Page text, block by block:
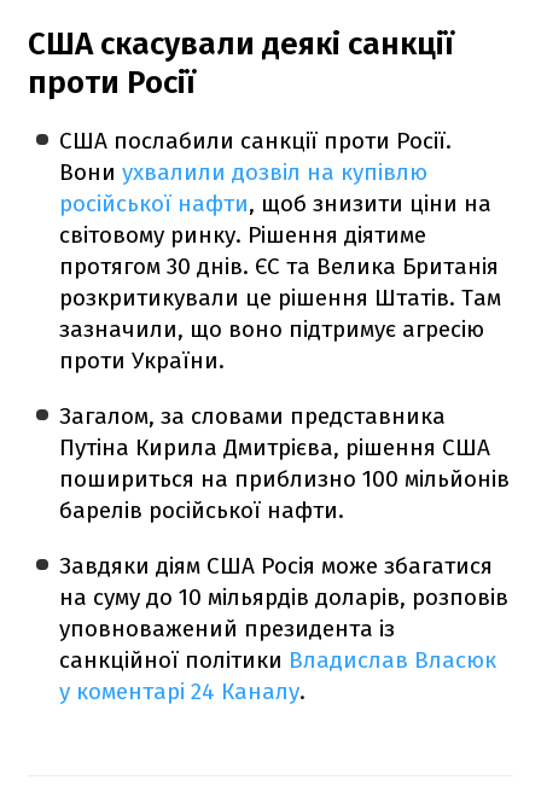
США скасували деякі санкції
проти Росії
США послабили санкції проти Росії.
Вониухвалили дозвіл на купівлю
російської нафти, щоб знизити ціни на
світовому ринку. Рішення діятиме
протягом 30 днів. ЄС та Велика Британія
розкритикували це рішення Штатів. Там
зазначили, що воно підтримує агресію
проти України.
Загалом, за словами представника
Путіна Кирила Дмитрієва, рішення США
пошириться на приблизно 100 мільйонів
барелів російської нафти.
Завдяки діям США Росія може збагатися
на суму до 10 мільярдів доларів, розповів
уповноважений президента із
санкційної політики Владислав Власюк
у коментарі 24 Каналу.